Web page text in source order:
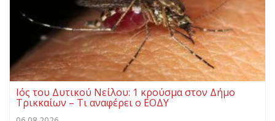
Ιός του Δυτικού Νείλου: 1 κρούσμα στον Δήμο
Τρικκαίων – Τι αναφέρει ο ΕΟΔΥ